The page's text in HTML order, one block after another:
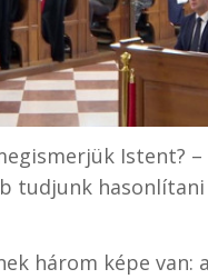
Istent?
tudjunk
három képe van: